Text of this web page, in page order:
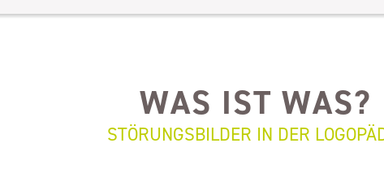
WAS IST WAS?
STÖRUNGSBILDER IN DER